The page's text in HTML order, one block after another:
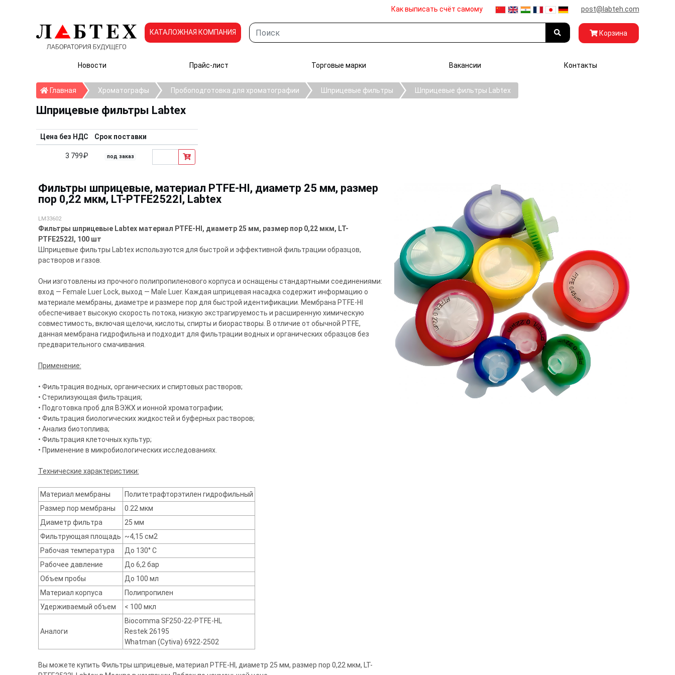
Как выписать счёт самому post@labteh.com
КАТАЛОЖНАЯ КОМПАНИЯ Корзина
Новости Прайс-лист Торговые марки Вакансии Контакты
ГлавнаяГлавнаяХроматографы Пробоподготовка для хроматографии Шприцевые фильтры Шприцевые фильтры Labtex
Шприцевые фильтры Labtex
Цена без НДС Срок поставки
3 799₽ под заказ
Фильтры шприцевые, материал PTFE-HI, диаметр 25 мм, размер
пор 0,22 мкм, LT-PTFE2522I, Labtex
LM33602
Фильтры шприцевые Labtex материал PTFE-HI, диаметр 25 мм, размер пор 0,22 мкм, LT-
PTFE2522I, 100 шт
Шприцевые фильтры Labtex используются для быстрой и эффективной фильтрации образцов,
растворов и газов.
Они изготовлены из прочного полипропиленового корпуса и оснащены стандартными соединениями:
вход — Female Luer Lock, выход — Male Luer. Каждая шприцевая насадка содержит информацию о
материале мембраны, диаметре и размере пор для быстрой идентификации. Мембрана PTFE-HI
обеспечивает высокую скорость потока, низкую экстрагируемость и расширенную химическую
совместимость, включая щелочи, кислоты, спирты и биорастворы. В отличие от обычной PTFE,
данная мембрана гидрофильна и подходит для фильтрации водных и органических образцов без
предварительного смачивания.
Применение:
• Фильтрация водных, органических и спиртовых растворов;
• Стерилизующая фильтрация;
• Подготовка проб для ВЭЖХ и ионной хроматографии;
• Фильтрация биологических жидкостей и буферных растворов;
• Анализ биотоплива;
• Фильтрация клеточных культур;
• Применение в микробиологических исследованиях.
Технические характеристики:
Материал мембраны
Политетрафторэтилен гидрофильный
Размер пор мембраны
0.22 мкм
Диаметр фильтра
25 мм
Фильтрующая площадь ~4,15 см2
Рабочая температура
До 130° С
Рабочее давление
До 6,2 бар
Объем пробы
До 100 мл
Материал корпуса
Полипропилен
Удерживаемый объем
< 100 мкл
Аналоги
Biocomma SF250-22-PTFE-HL
Restek 26195
Whatman (Cytiva) 6922-2502
Вы можете купить Фильтры шприцевые, материал PTFE-HI, диаметр 25 мм, размер пор 0,22 мкм, LT-